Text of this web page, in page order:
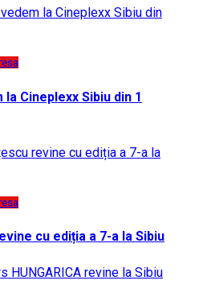
Cineplexx Sibiu din 1
cu ediția a 7-a la Sibiu